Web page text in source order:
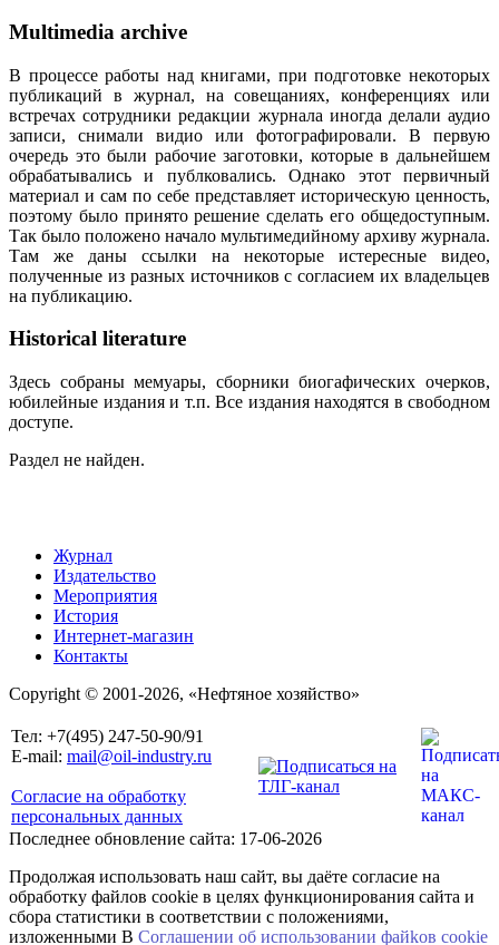
Multimedia archive
В процессе работы над книгами, при подготовке некоторых
публикаций в журнал, на совещаниях, конференциях или
встречах сотрудники редакции журнала иногда делали аудио
записи, снимали видио или фотографировали. В первую
очередь это были рабочие заготовки, которые в дальнейшем
обрабатывались и публковались. Однако этот первичный
материал и сам по себе представляет историческую ценность,
поэтому было принято решение сделать его общедоступным.
Так было положено начало мультимедийному архиву журнала.
Там же даны ссылки на некоторые истересные видео,
полученные из разных источников с согласием их владельцев
на публикацию.
Historical literature
Здесь собраны мемуары, сборники биогафических очерков,
юбилейные издания и т.п. Все издания находятся в свободном
доступе.
Раздел не найден.
Журнал
Издательство
Мероприятия
История
Интернет-магазин
Контакты
Copyright © 2001-2026, «Нефтяное хозяйство»
Тел: +7(495) 247-50-90/91
E-mail: mail@oil-industry.ru
Согласие на обработку
персональных данных
Последнее обновление сайта: 17-06-2026
Продолжая использовать наш сайт, вы даёте согласие на
обработку файлов cookie в целях функционирования сайта и
сбора статистики в соответствии с положениями,
изложенными В Соглашении об использовании файkов cookie